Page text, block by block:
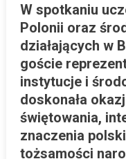
W spotkaniu
Polonii oraz
działających w
goście
instytucje i
doskonała
świętowania,
znaczenia
tożsamości